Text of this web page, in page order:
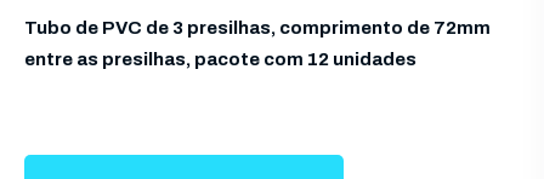
Tubo de PVC de 3 presilhas, comprimento de 72mm
entre as presilhas, pacote com 12 unidades